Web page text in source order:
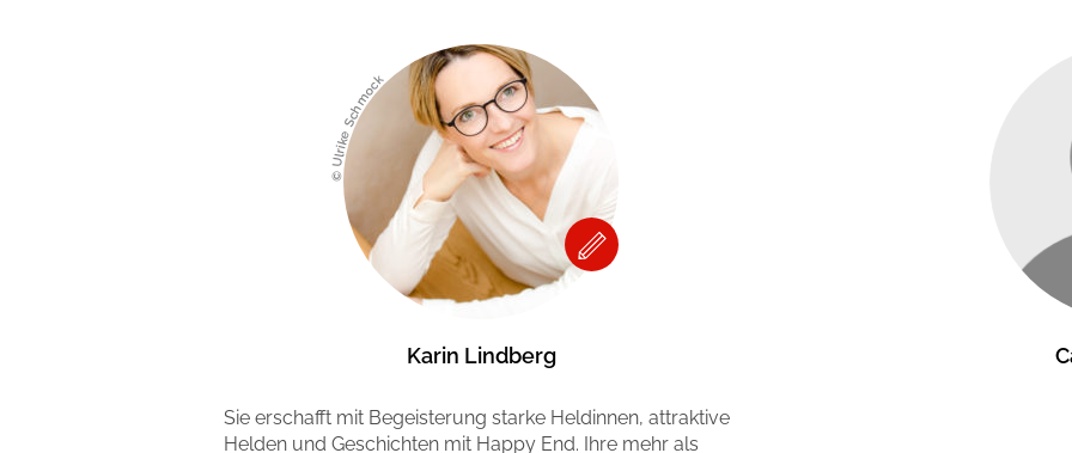
© Ulrike Schmock
Karin Lindberg
Sie erschafft mit Begeisterung starke Heldinnen, attraktive
Helden und Geschichten mit Happy End. Ihre mehr als